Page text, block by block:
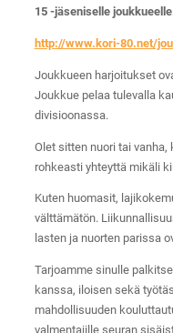
15 -jäseniselle
http://www.kori-80.net/
Joukkueen harjoitukset
Joukkue pelaa tulevalla
Olet sitten nuori tai
rohkeasti yhteyttä mikäli
Kuten huomasit,
välttämätön.
lasten ja nuorten parissa
Tarjoamme sinulle
kanssa, iloisen sekä
mahdollisuuden
valmentajille seuran